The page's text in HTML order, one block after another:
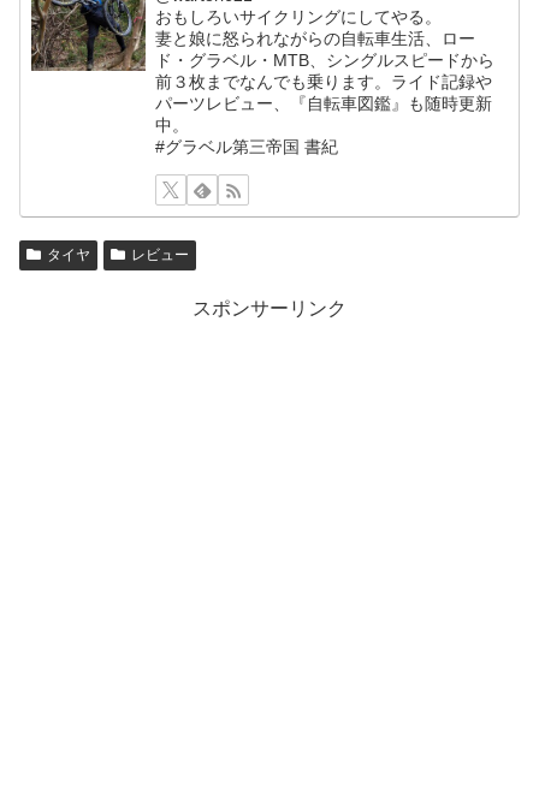
おもしろいサイクリングにしてやる。
妻と娘に怒られながらの自転車生活、ロー
ド・グラベル・MTB、シングルスピードから
前３枚までなんでも乗ります。ライド記録や
パーツレビュー、『自転車図鑑』も随時更新
中。
#グラベル第三帝国 書紀
タイヤ レビュー
スポンサーリンク